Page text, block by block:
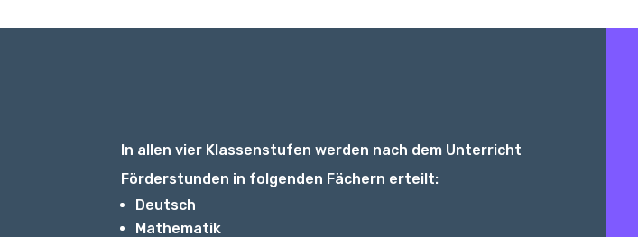
In allen vier Klassenstufen werden nach dem Unterricht
Förderstunden in folgenden Fächern erteilt:
Deutsch
Mathematik